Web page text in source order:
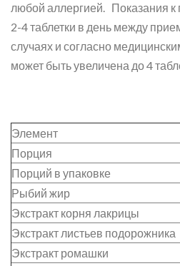
любой аллергией. Показания
2-4 таблетки в день между
случаях и согласно
может быть увеличена до 4
Элемент
Порция
Порций в упаковке
Рыбий жир
Экстракт корня лакрицы
Экстракт листьев подорожника
Экстракт ромашки